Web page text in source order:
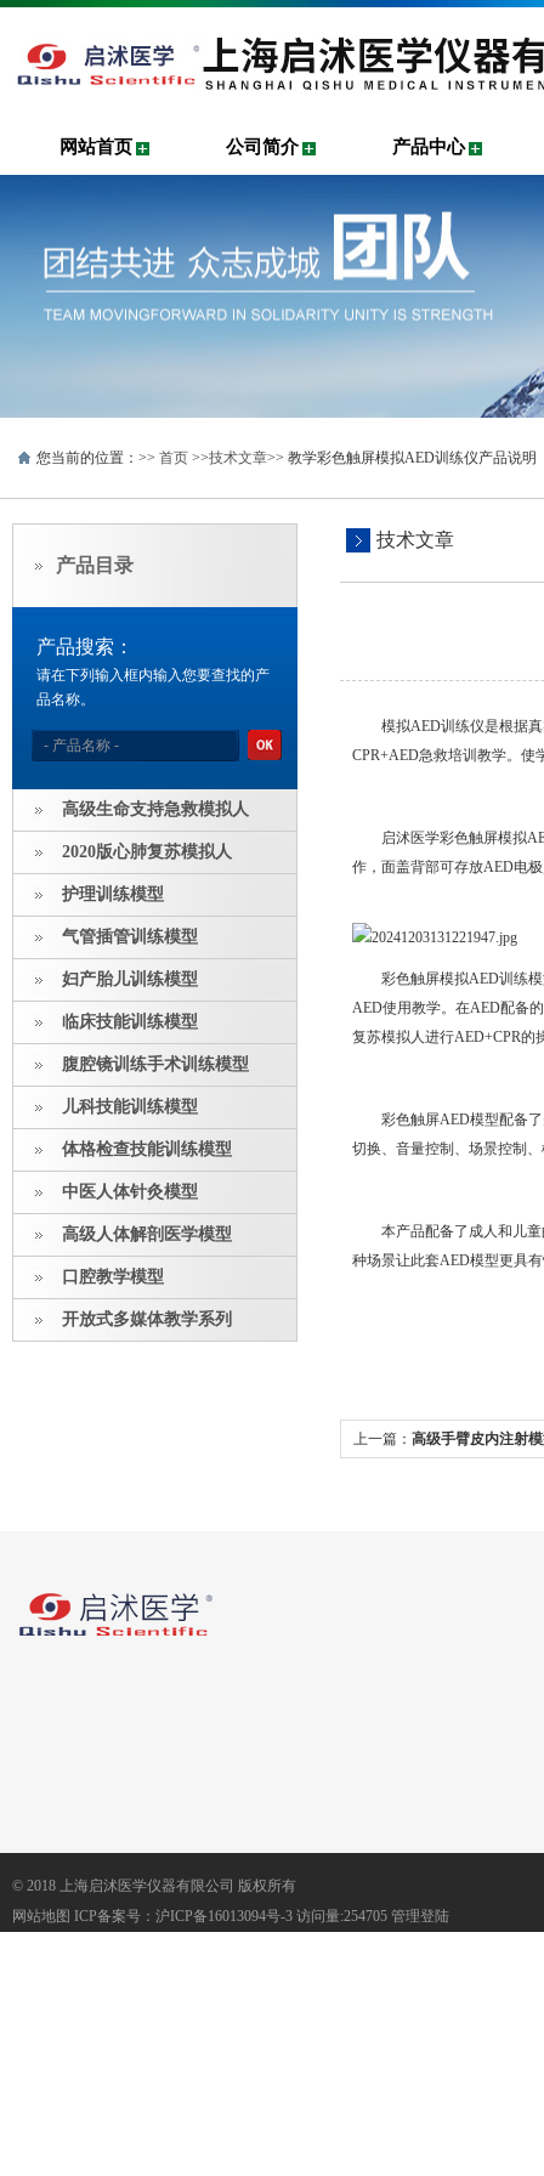
网站首页 公司简介 产品中心
您当前的位置：>> 首页 >>技术文章>> 教学彩色触屏模拟AED训练仪产品说明
产品目录
产品搜索：
请在下列输入框内输入您要查找的产
品名称。
高级生命支持急救模拟人
2020版心肺复苏模拟人
护理训练模型
气管插管训练模型
妇产胎儿训练模型
临床技能训练模型
腹腔镜训练手术训练模型
儿科技能训练模型
体格检查技能训练模型
中医人体针灸模型
高级人体解剖医学模型
口腔教学模型
开放式多媒体教学系列
技术文章
模拟AED训练仪是根据
CPR+AED急救培训教学。
启沭医学彩色触屏模拟
作，面盖背部可存放AED电
彩色触屏模拟AED训练
AED使用教学。在AED配备
复苏模拟人进行AED+CPR的
彩色触屏AED模型配备
切换、音量控制、场景控制
本产品配备了成人和儿
种场景让此套AED模型更具
上一篇： 高级手臂皮内注射
© 2018 上海启沭医学仪器有限公司 版权所有
网站地图 ICP备案号： 沪ICP备16013094号-3 访问量:254705 管理登陆